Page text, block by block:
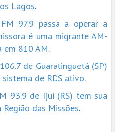
Lagos.
97.9 passa a operar a
é uma migrante AM-
em 810 AM.
de Guaratinguetá (SP)
de RDS ativo.
93.9 de Ijuí (RS) tem sua
das Missões.